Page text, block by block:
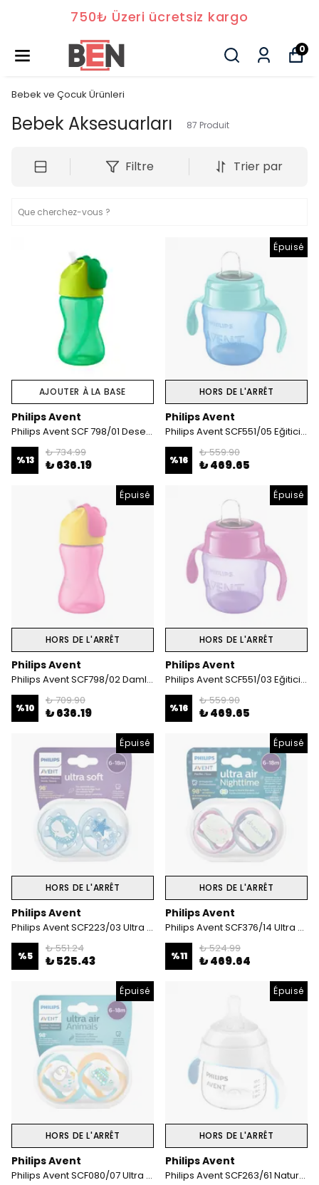
750₺ Üzeri ücretsiz kargo
0
Bebek ve Çocuk Ürünleri
Bebek Aksesuarları 87 Produit
Filtre Trier par
AJOUTER À LA BASE
Philips Avent
Philips Avent SCF 798/01 Desenli Pipetli Bardak 300 ml Erkek
%13
₺ 734.99
₺ 636.19
Épuisé
HORS DE L'ARRÊT
Philips Avent
Philips Avent SCF551/05 Eğitici Damlatmaz Bardak 6 Ay+ 200 ml Mavi
%16
₺ 559.90
₺ 469.65
Épuisé
HORS DE L'ARRÊT
Philips Avent
Philips Avent SCF798/02 Damlatmaz Pipetli Bardak 300 ml Pembe
%10
₺ 709.90
₺ 636.19
Épuisé
HORS DE L'ARRÊT
Philips Avent
Philips Avent SCF551/03 Eğitici Damlatmaz Bardak 6 Ay+ 200 ml Mor
%16
₺ 559.90
₺ 469.65
Épuisé
HORS DE L'ARRÊT
Philips Avent
Philips Avent SCF223/03 Ultra soft emzik 6-18 Erkek
%5
₺ 551.24
₺ 525.43
Épuisé
HORS DE L'ARRÊT
Philips Avent
Philips Avent SCF376/14 Ultra Air Night 6-18 Ay 2'li Kız Emzik
%11
₺ 524.99
₺ 469.64
Épuisé
HORS DE L'ARRÊT
Philips Avent
Philips Avent SCF080/07 Ultra Air Emzik 6-18 Ay Erkek
Épuisé
HORS DE L'ARRÊT
Philips Avent
Philips Avent SCF263/61 Natural Response Eğitici Bardak 150 ml